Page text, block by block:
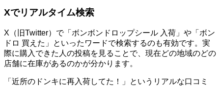
Xでリアルタイム検索
X（旧Twitter）で「ボンボンドロップシール 入荷」や「ボン
ドロ 買えた」といったワードで検索するのも有効です。実
際に購入できた人の投稿を見ることで、現在どの地域のどの
店舗に在庫があるのかが分かります。
「近所のドンキに再入荷してた！」というリアルな口コミ